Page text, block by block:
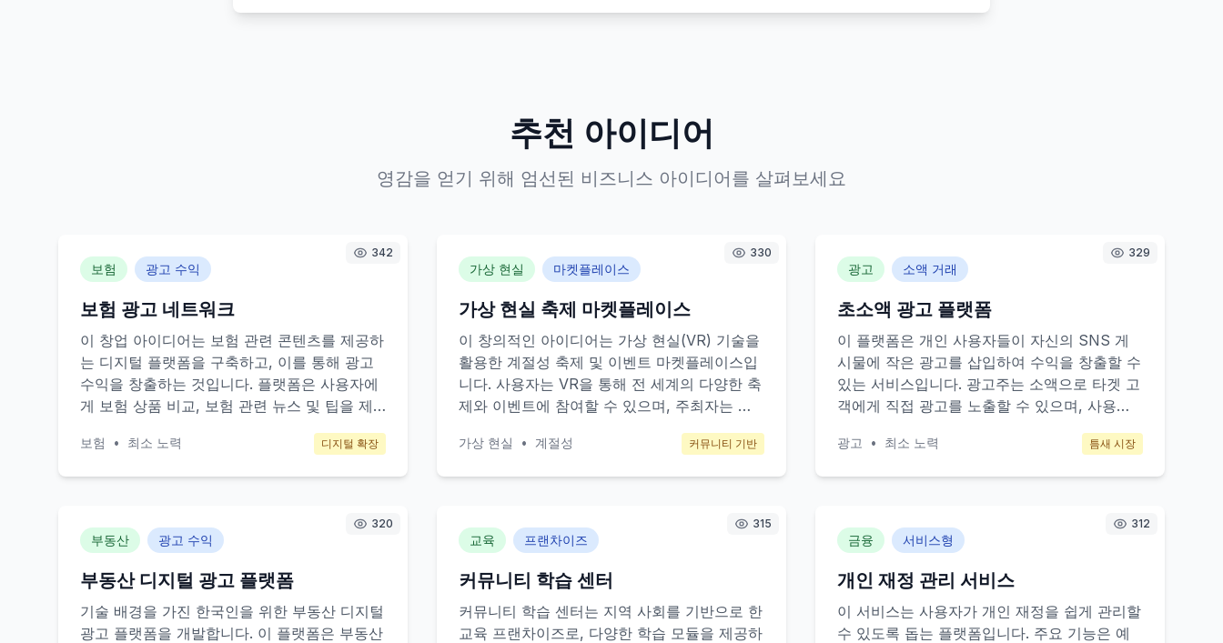
추천 아이디어
영감을 얻기 위해 엄선된 비즈니스 아이디어를 살펴보세요
342
보험 광고 수익
보험 광고 네트워크
이 창업 아이디어는 보험 관련 콘텐츠를 제공하
는 디지털 플랫폼을 구축하고, 이를 통해 광고
수익을 창출하는 것입니다. 플랫폼은 사용자에
게 보험 상품 비교, 보험 관련 뉴스 및 팁을 제
고객은 보험 상품에 관심이 있는 개인 소비자와
공간을 제공하고, 관련 콘텐츠를 통해 트래픽을
유도합니다.
보험 • 최소 노력 디지털 확장
330
가상 현실 마켓플레이스
가상 현실 축제 마켓플레이스
이 창의적인 아이디어는 가상 현실(VR) 기술을
활용한 계절성 축제 및 이벤트 마켓플레이스입
니다. 사용자는 VR을 통해 전 세계의 다양한 축
제와 이벤트에 참여할 수 있으며, 주최자는 이
요 고객은 기술에 관심이 많고 새로운 경험을
가상 현실 • 계절성 커뮤니티 기반
329
광고 소액 거래
초소액 광고 플랫폼
이 플랫폼은 개인 사용자들이 자신의 SNS 게
시물에 작은 광고를 삽입하여 수익을 창출할 수
있는 서비스입니다. 광고주는 소액으로 타겟 고
객에게 직접 광고를 노출할 수 있으며, 사용자
다. 주요 타겟 고객은 소규모 사업자 및 개인 크
광고 • 최소 노력 틈새 시장
320
부동산 광고 수익
부동산 디지털 광고 플랫폼
기술 배경을 가진 한국인을 위한 부동산 디지털
광고 플랫폼을 개발합니다. 이 플랫폼은 부동산
315
교육 프랜차이즈
커뮤니티 학습 센터
커뮤니티 학습 센터는 지역 사회를 기반으로 한
교육 프랜차이즈로, 다양한 학습 모듈을 제공하
312
금융 서비스형
개인 재정 관리 서비스
이 서비스는 사용자가 개인 재정을 쉽게 관리할
수 있도록 돕는 플랫폼입니다. 주요 기능은 예